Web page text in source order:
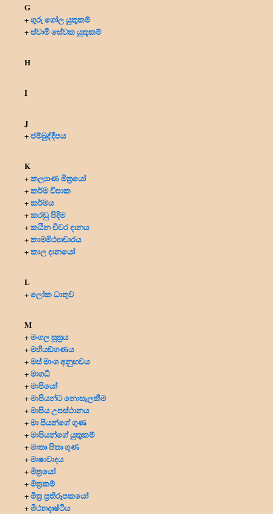
G
+ගුරු ගෝල යුතුකම්
+ස්වාමි සේවක යුතුකම්
H
I
J
+ජම්බුද්දීපය
K
+කල්‍යාණ මිත්‍රයෝ
+කර්ම විපාක
+කර්මය
+කරඩු පිදිම
+කඨින චීවර දානය
+කාමමිථ්‍යාචාරය
+කාල දානයෝ
L
+ලෝක ධාතුව
M
+මංගල සූත්‍රය
+මහියඞ්ගණය
+මස් මාංශ අනුභවය
+මාගධී
+මාපියෝ
+මාපියන්ට නොසැලකීම
+මාපිය උපස්ථානය
+මා පියන්ගේ ගුණ
+මාපියන්ගේ යුතුකම්
+මාතෘ පිතෘ ගුණ
+මෘෂාවාදය
+මිත්‍රයෝ
+මිත්‍ර‍කම්
+මිත්‍ර‍ ප්‍ර‍තිරූපකයෝ
+මිථ්‍යාදෘෂ්ටිය